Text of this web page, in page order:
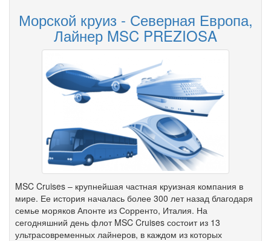
Морской круиз - Северная Европа,
Лайнер MSC PREZIOSA
MSC Cruises – крупнейшая частная круизная компания в
мире. Ее история началась более 300 лет назад благодаря
семье моряков Апонте из Сорренто, Италия. На
сегодняшний день флот MSC Cruises состоит из 13
ультрасовременных лайнеров, в каждом из которых